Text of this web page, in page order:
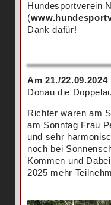
Hundesportverein
(
Dank dafür!
Am 21./22.09.2024
Donau die
Richter waren am
am Sonntag Frau
und sehr
noch bei
Kommen und
2025 mehr